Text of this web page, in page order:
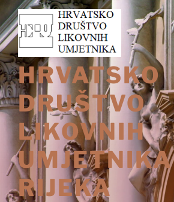
Preskoči
na
sadržaj
HRVATSKO
DRUŠTVO
LIKOVNIH
UMJETNIKA
RIJEKA